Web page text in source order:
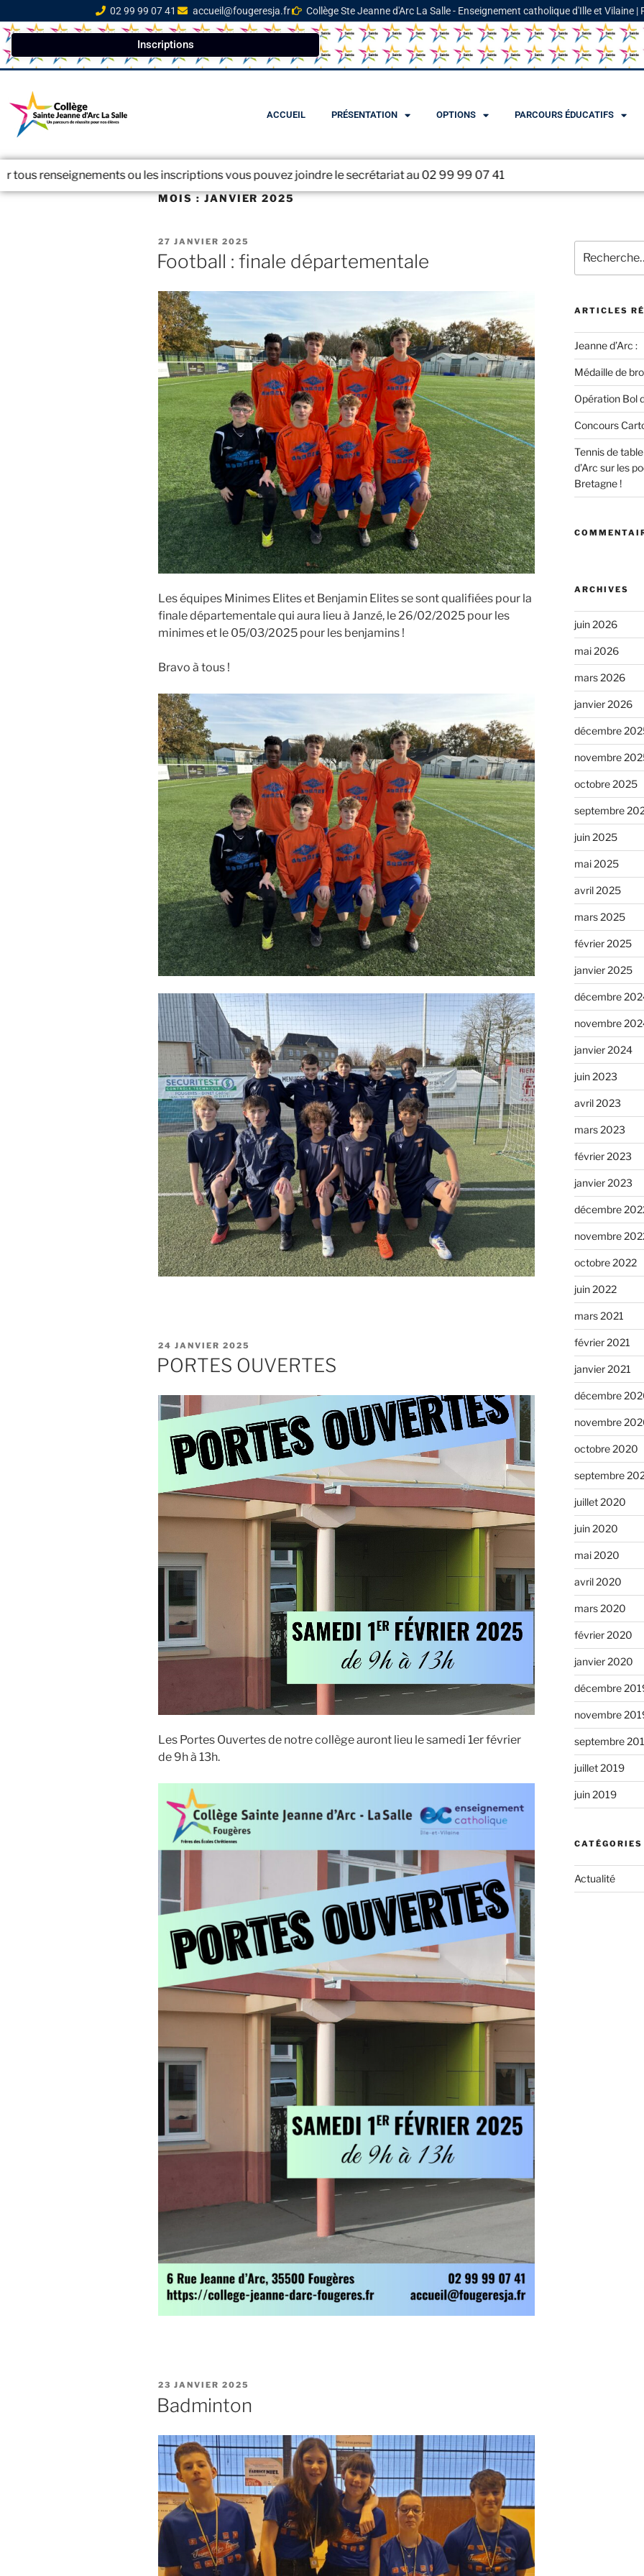
02 99 99 07 41 accueil@fougeresja.fr Collège Ste Jeanne d'Arc La Salle - Enseignement catholique d'Ille et Vilaine |
Inscriptions
ACCUEIL PRÉSENTATION OPTIONS PARCOURS ÉDUCATIFS
les inscriptions vous pouvez joindre le secrétariat au 02 99 99 07 41
MOIS :JANVIER 2025
27 JANVIER 2025
Football : finale départementale
Les équipes Minimes Elites et Benjamin Elites se sont qualifiées pour la
finale départementale qui aura lieu à Janzé, le 26/02/2025 pour les
minimes et le 05/03/2025 pour les benjamins !
Bravo à tous !
24 JANVIER 2025
PORTES OUVERTES
Les Portes Ouvertes de notre collège auront lieu le samedi 1er février
de 9h à 13h.
23 JANVIER 2025
Badminton
ARTICLES
Jeanne d’Arc :
Médaille de
Opération Bol
Concours
Tennis de
d’Arc sur les
Bretagne !
ARCHIVES
juin 2026
mai 2026
mars 2026
janvier 2026
décembre
novembre
octobre 2025
septembre
juin 2025
mai 2025
avril 2025
mars 2025
février 2025
janvier 2025
décembre
novembre
janvier 2024
juin 2023
avril 2023
mars 2023
février 2023
janvier 2023
décembre
novembre
octobre 2022
juin 2022
mars 2021
février 2021
janvier 2021
décembre
novembre
octobre 2020
septembre
juillet 2020
juin 2020
mai 2020
avril 2020
mars 2020
février 2020
janvier 2020
décembre
novembre
septembre
juillet 2019
juin 2019
CATÉGORIES
Actualité